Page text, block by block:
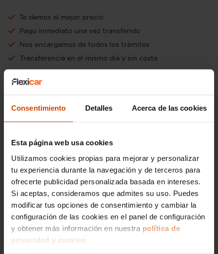
Consentimiento Detalles Acerca de las cookies
Esta página web usa cookies
Utilizamos cookies propias para mejorar y personalizar
tu experiencia durante la navegación y de terceros para
ofrecerte publicidad personalizada basada en intereses.
Si aceptas, consideramos que admites su uso. Puedes
modificar tus opciones de consentimiento y cambiar la
configuración de las cookies en el panel de configuración
y obtener más información en nuestra política de
privacidad y cookies.
Te damos el mejor precio
Pago inmediato una vez transferido
Nos encargamos de todos los trámites
Transferencia en el mismo día y sin coste
Aceptamos tu vehículo como forma de pago
Si lo prefieres,
gestionamos la venta de
tu vehículo
Nos encargamos de todos los trámites
Reportaje fotográfico
Publicación en los principales portales